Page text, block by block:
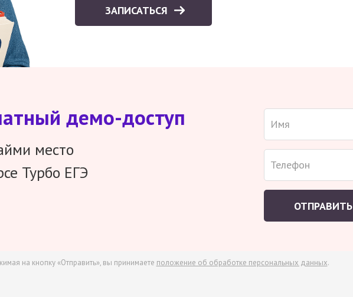
ЗАПИСАТЬСЯ
демо-доступ
место
Турбо ЕГЭ
ОТПРАВИТЬ
на кнопку «Отправить», вы принимаете положение об обработке персональных данных.